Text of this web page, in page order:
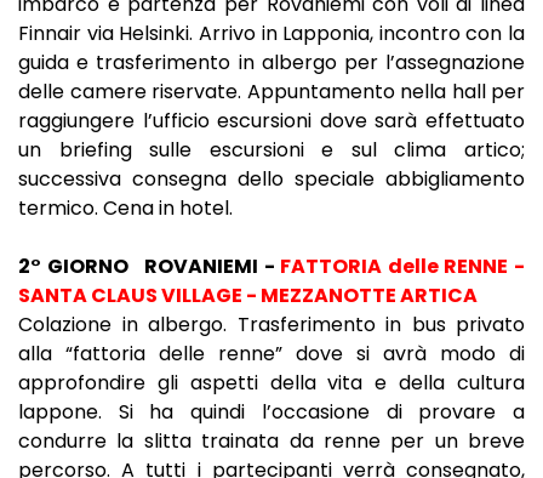
Finnair via Helsinki. Arrivo in Lapponia, incontro con la
guida e trasferimento in albergo per l’assegnazione
delle camere riservate. Appuntamento nella hall per
raggiungere l’ufficio escursioni dove sarà effettuato
un briefing sulle escursioni e sul clima artico;
successiva consegna dello speciale abbigliamento
termico. Cena in hotel.
2° GIORNO ROVANIEMI - FATTORIA delle RENNE -
SANTA CLAUS VILLAGE - MEZZANOTTE ARTICA
Colazione in albergo. Trasferimento in bus privato
alla “fattoria delle renne” dove si avrà modo di
approfondire gli aspetti della vita e della cultura
lappone. Si ha quindi l’occasione di provare a
condurre la slitta trainata da renne per un breve
percorso. A tutti i partecipanti verrà consegnato,